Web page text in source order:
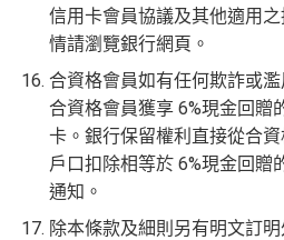
信用卡會員協議及其他適用
情請瀏覽銀行網頁。
合資格會員如有任何欺詐或
合資格會員獲享 6%現金回贈
卡。銀行保留權利直接從合
戶口扣除相等於 6%現金回贈
通知。
除本條款及細則另有明文訂